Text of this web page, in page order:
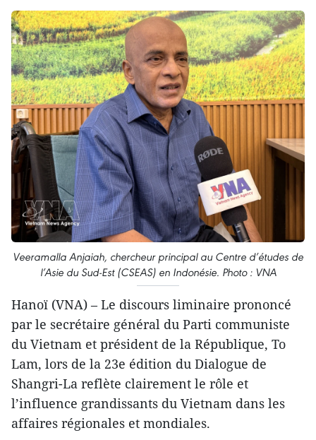
Veeramalla Anjaiah, chercheur principal au Centre d’études de
l’Asie du Sud-Est (CSEAS) en Indonésie. Photo : VNA
Hanoï (VNA) – Le discours liminaire prononcé
par le secrétaire général du Parti communiste
du Vietnam et président de la République, To
Lam, lors de la 23e édition du Dialogue de
Shangri-La reflète clairement le rôle et
l’influence grandissants du Vietnam dans les
affaires régionales et mondiales.